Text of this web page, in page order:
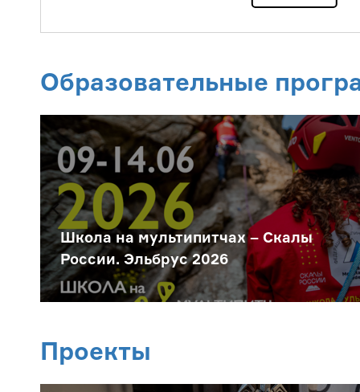
Образовательные
Школа на мультипитчах – Скалы
России. Эльбрус 2026
Проекты